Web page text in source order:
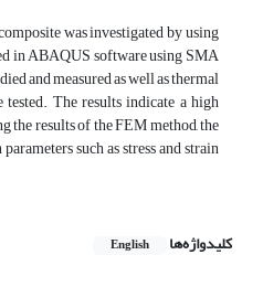
was investigated by using
in ABAQUS software using SMA
and measured as well as thermal
The results indicate a high
the results of the FEM method, the
such as stress and strain
کلیدواژه‌ها English